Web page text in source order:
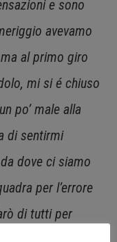
e sono
avevamo
al primo giro
mi si é chiuso
po’ male alla
di sentirmi
dove ci siamo
per l’errore
di tutti per